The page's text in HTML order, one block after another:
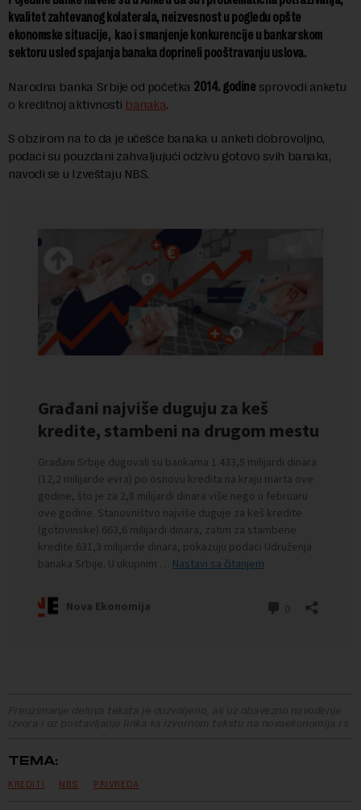
kvalitet zahtevanog kolaterala, neizvesnost u pogledu opšte
ekonomske situacije, kao i smanjenje konkurencije u bankarskom
sektoru usled spajanja banaka doprineli pooštravanju uslova.
Narodna banka Srbije od početka 2014. godine sprovodi anketu
o kreditnoj aktivnosti banaka.
S obzirom na to da je učešće banaka u anketi dobrovoljno,
podaci su pouzdani zahvaljujući odzivu gotovo svih banaka,
navodi se u Izveštaju NBS.
Preuzimanje delova teksta je dozvoljeno, ali uz obavezno navođenje
izvora i uz postavljanje linka ka izvornom tekstu na novaekonomija.rs
TEMA:
KREDITI NBS PRIVREDA